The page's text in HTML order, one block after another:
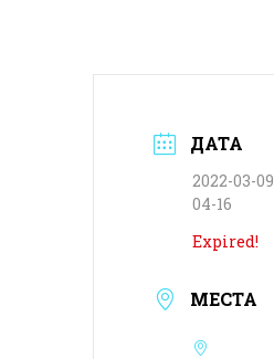
ДАТА
2022-03-09
04-16
Expired!
МЕСТА